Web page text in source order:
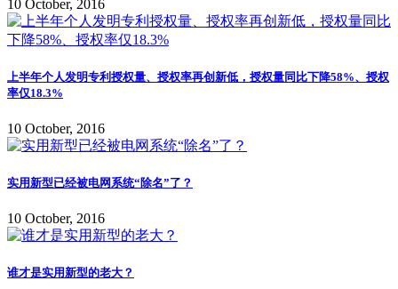
10 October, 2016
上半年个人发明专利授权量、授权率再创新低，授权量同比下降58%、授权
率仅18.3%
10 October, 2016
实用新型已经被电网系统“除名”了？
10 October, 2016
谁才是实用新型的老大？